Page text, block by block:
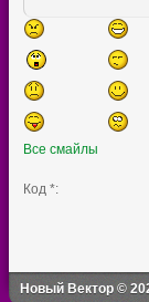
Все смайлы
Код *:
Новый Вектор ©